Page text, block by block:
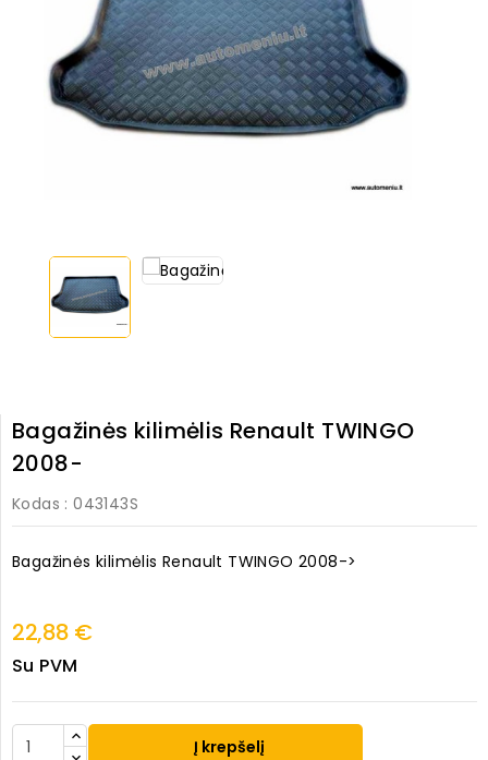
Bagažinės kilimėlis Renault TWINGO
2008-
Kodas : 043143S
Bagažinės kilimėlis Renault TWINGO 2008->
22,88 €
Su PVM
Į krepšelį